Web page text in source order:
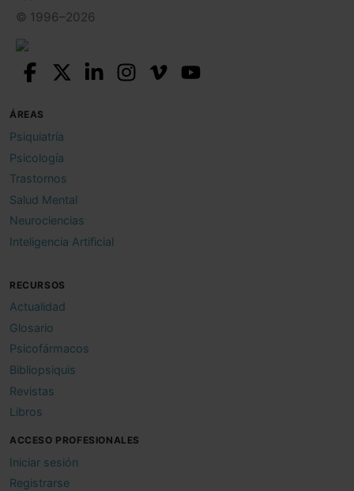
© 1996–2026
ÁREAS
Psiquiatría
Psicología
Trastornos
Salud Mental
Neurociencias
Inteligencia Artificial
RECURSOS
Actualidad
Glosario
Psicofármacos
Bibliopsiquis
Revistas
Libros
ACCESO PROFESIONALES
Iniciar sesión
Registrarse